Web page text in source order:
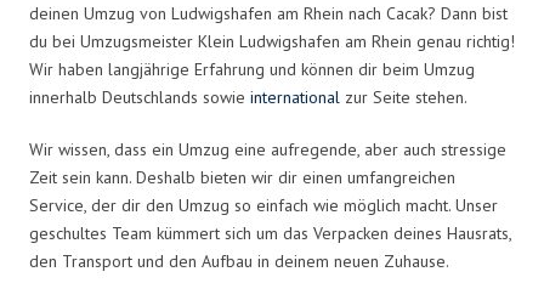
deinen Umzug von Ludwigshafen am Rhein nach Cacak? Dann bist
du bei Umzugsmeister Klein Ludwigshafen am Rhein genau richtig!
Wir haben langjährige Erfahrung und können dir beim Umzug
innerhalb Deutschlands sowie international zur Seite stehen.
Wir wissen, dass ein Umzug eine aufregende, aber auch stressige
Zeit sein kann. Deshalb bieten wir dir einen umfangreichen
Service, der dir den Umzug so einfach wie möglich macht. Unser
geschultes Team kümmert sich um das Verpacken deines Hausrats,
den Transport und den Aufbau in deinem neuen Zuhause.